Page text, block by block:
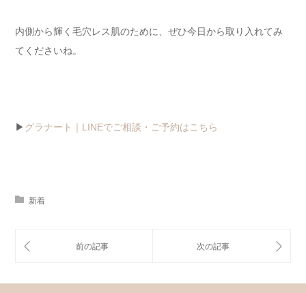
内側から輝く毛穴レス肌のために、ぜひ今日から取り入れてみ
てくださいね。
▶ グラナート｜LINEでご相談・ご予約はこちら
新着